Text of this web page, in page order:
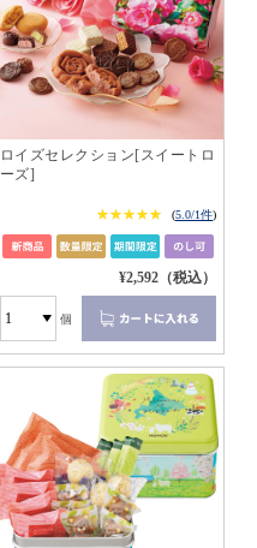
ロイズセレクション[スイートロ
ーズ]
★★★★★
★★★★★ (5.0/1件)
¥2,592（税込）
個